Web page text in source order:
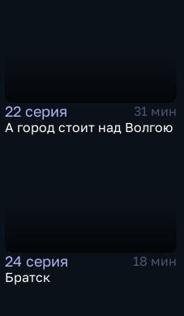
22 серия
31 мин
А город стоит над Волгою
24 серия
18 мин
Братск